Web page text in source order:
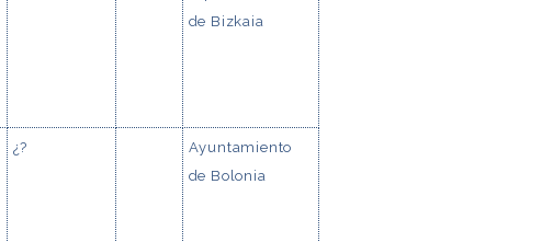
de Bizkaia
¿?
Ayuntamiento
de Bolonia